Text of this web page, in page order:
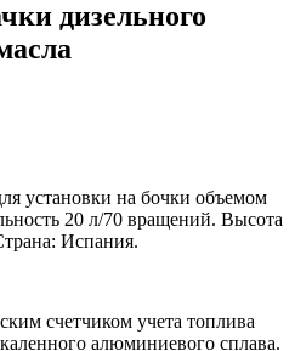
дизельного
установки на бочки объемом
20 л/70 вращений. Высота
Испания.
счетчиком учета топлива
алюминиевого сплава.